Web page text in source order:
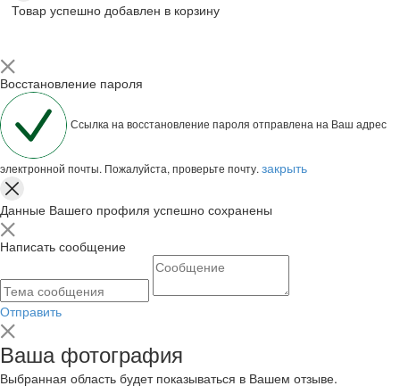
Товар успешно добавлен в корзину
Восстановление пароля
Ссылка на восстановление пароля отправлена на Ваш адрес
электронной почты. Пожалуйста, проверьте почту. закрыть
Данные Вашего профиля успешно сохранены
Написать сообщение
Отправить
Ваша фотография
Выбранная область будет показываться в Вашем отзыве.